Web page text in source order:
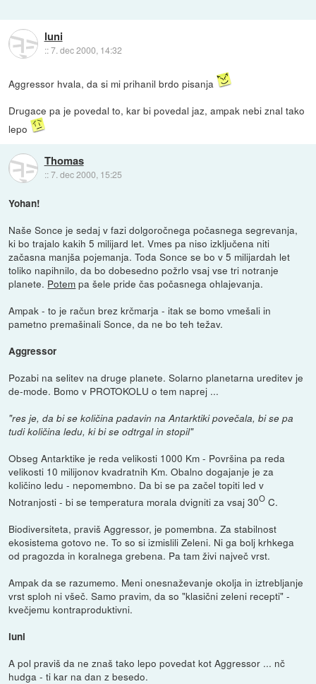
luni
::7. dec 2000, 14:32
Aggressor hvala, da si mi prihanil brdo pisanja
Drugace pa je povedal to, kar bi povedal jaz, ampak nebi znal tako
lepo
Thomas
::7. dec 2000, 15:25
Yohan!
Naše Sonce je sedaj v fazi dolgoročnega počasnega segrevanja,
ki bo trajalo kakih 5 milijard let. Vmes pa niso izključena niti
začasna manjša pojemanja. Toda Sonce se bo v 5 milijardah let
toliko napihnilo, da bo dobesedno požrlo vsaj vse tri notranje
planete. Potem pa šele pride čas počasnega ohlajevanja.
Ampak - to je račun brez krčmarja - itak se bomo vmešali in
pametno premašinali Sonce, da ne bo teh težav.
Aggressor
Pozabi na selitev na druge planete. Solarno planetarna ureditev je
de-mode. Bomo v PROTOKOLU o tem naprej ...
"res je, da bi se količina padavin na Antarktiki povečala, bi se pa
tudi količina ledu, ki bi se odtrgal in stopil"
Obseg Antarktike je reda velikosti 1000 Km - Površina pa reda
velikosti 10 milijonov kvadratnih Km. Obalno dogajanje je za
količino ledu - nepomembno. Da bi se pa začel topiti led v
Notranjosti - bi se temperatura morala dvigniti za vsaj 30O C.
Biodiversiteta, praviš Aggressor, je pomembna. Za stabilnost
ekosistema gotovo ne. To so si izmislili Zeleni. Ni ga bolj krhkega
od pragozda in koralnega grebena. Pa tam živi največ vrst.
Ampak da se razumemo. Meni onesnaževanje okolja in iztrebljanje
vrst sploh ni všeč. Samo pravim, da so "klasični zeleni recepti" -
kvečjemu kontraproduktivni.
luni
A pol praviš da ne znaš tako lepo povedat kot Aggressor ... nč
hudga - ti kar na dan z besedo.